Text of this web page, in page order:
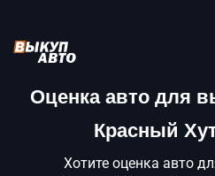
Оценка авто для
Красный
Хотите оценка авто